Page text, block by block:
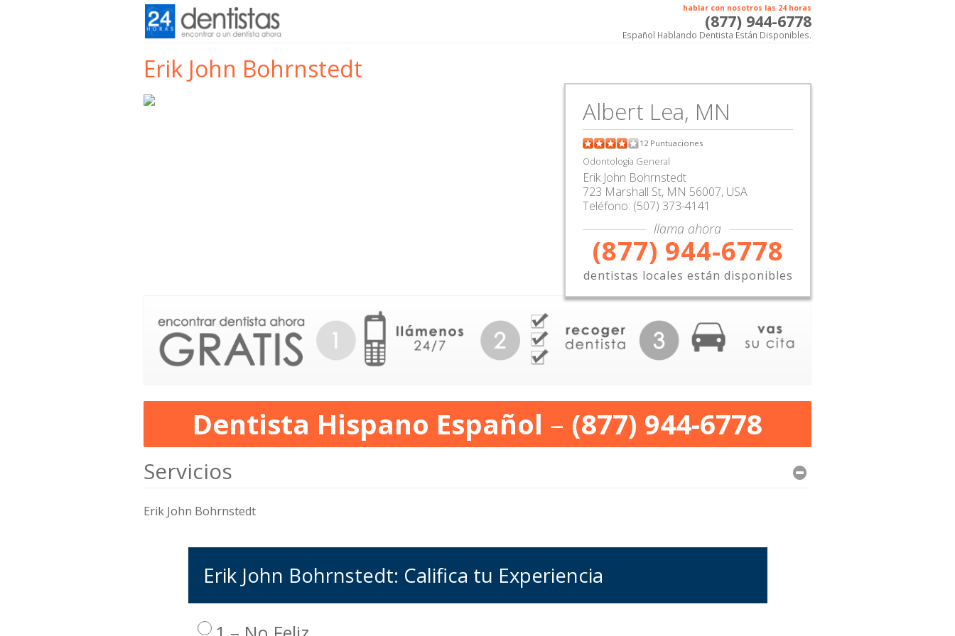
hablar con nosotros las 24 horas
(877) 944-6778
Español Hablando Dentista Están Disponibles.
Erik John Bohrnstedt
Albert Lea, MN
12Puntuaciones
Odontología General
Erik John Bohrnstedt
723 Marshall St, MN 56007, USA
Teléfono: (507) 373-4141
llama ahora
(877) 944-6778
dentistas locales están disponibles
Dentista Hispano Español – (877) 944-6778
Servicios
Erik John Bohrnstedt
Erik John Bohrnstedt: Califica tu Experiencia